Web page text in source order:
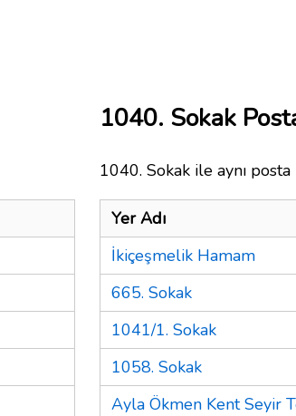
1040. Sokak
1040. Sokak ile aynı
Yer Adı
İkiçeşmelik Hamam
665. Sokak
1041/1. Sokak
1058. Sokak
Ayla Ökmen Kent Seyir